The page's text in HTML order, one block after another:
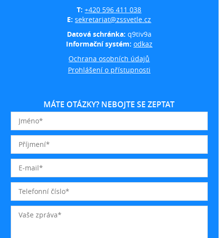
T:+420 596 411 038
E:sekretariat@zssvetle.cz
Datová schránka: q9tiv9a
Informační systém: odkaz
Ochrana osobních údajů
Prohlášení o přístupnosti
MÁTE OTÁZKY? NEBOJTE SE ZEPTAT